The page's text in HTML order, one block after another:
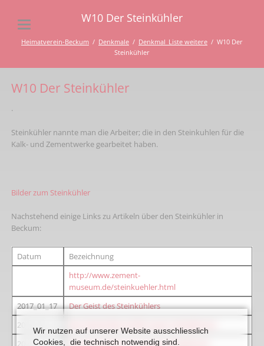
W10 Der Steinkühler
Heimatverein-Beckum Denkmale Denkmal_Liste weitere
W10 Der
Steinkühler
W10 Der Steinkühler
.
Steinkühler nannte man die Arbeiter; die in den Steinkuhlen für die
Kalk- und Zementwerke gearbeitet haben.
Bilder zum Steinkühler
Nachstehend einige Links zu Artikeln über den Steinkühler in
Beckum:
Datum
Bezeichnung
http://www.zement-
museum.de/steinkuehler.html
2017_01_17
Der Geist des Steinkühlers
2018_05_16
2018_10_02
Der Steinkühler mit neuem Henkelmann
Wir nutzen auf unserer Website ausschliesslich
Cookies, die technisch notwendig sind.